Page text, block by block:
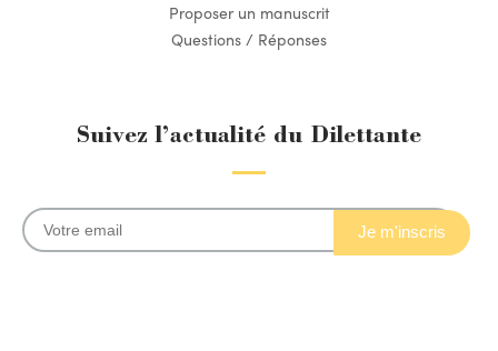
Proposer un manuscrit
Questions / Réponses
Suivez l’actualité du Dilettante